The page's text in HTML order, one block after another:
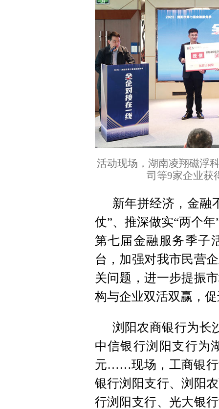
活动现场，湖南凌翔磁浮
司等9家企业获
新年拼经济，金融
仗”、推深做实“两个
第七届金融服务季子
台，加强对我市民营
关问题，进一步提振
构与企业双活双赢，
浏阳农商银行为长
中信银行浏阳支行为
元……现场，工商银行
银行浏阳支行、浏阳
行浏阳支行、光大银